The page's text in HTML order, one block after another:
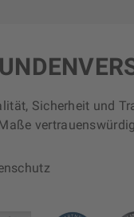
Sicherheit und